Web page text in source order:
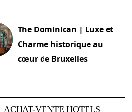
The Dominican | Luxe et
Charme historique au
cœur de Bruxelles
ACHAT-VENTE HOTELS